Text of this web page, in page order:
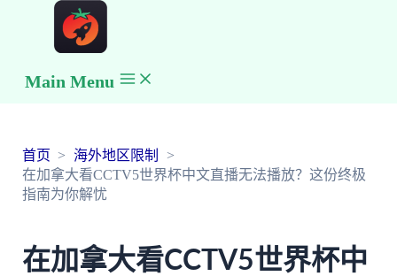
Main Menu
首页
海外地区限制
在加拿大看CCTV5世界杯中文直播无法播放？这份终极
指南为你解忧
在加拿大看CCTV5世界杯中